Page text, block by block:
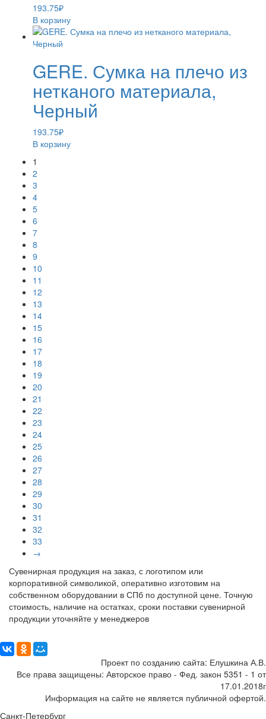
193.75₽
В корзину
GERE. Сумка на плечо из
нетканого материала,
Черный
193.75₽
В корзину
1
2
3
4
5
6
7
8
9
10
11
12
13
14
15
16
17
18
19
20
21
22
23
24
25
26
27
28
29
30
31
32
33
→
Сувенирная продукция на заказ, с логотипом или
корпоративной символикой, оперативно изготовим на
собственном оборудовании в СПб по доступной цене. Точную
стоимость, наличие на остатках, сроки поставки сувенирной
продукции уточняйте у менеджеров
Проект по созданию сайта: Елушкина А.В.
Все права защищены: Авторское право - Фед. закон 5351 - 1 от
17.01.2018г
Информация на сайте не является публичной офертой.
Санкт-Петербург